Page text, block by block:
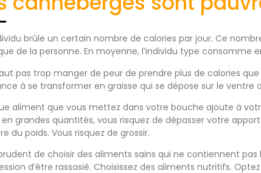
brûle un certain nombre de calories par jour. Ce
de la personne. En moyenne, l’individu type consomme
pas trop manger de peur de prendre plus de calories
à se transformer en graisse qui se dépose sur le ventre
aliment que vous mettez dans votre bouche ajoute à
grandes quantités, vous risquez de dépasser votre
du poids. Vous risquez de grossir.
de choisir des aliments sains qui ne contiennent
d’être rassasié. Choisissez des aliments nutritifs.